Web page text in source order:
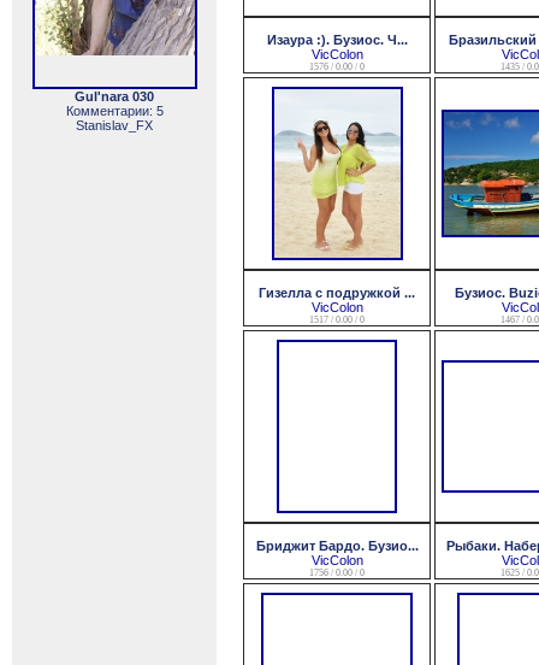
Gul'nara 030
Комментарии: 5
Stanislav_FX
Изаура :). Бузиос. Ч...
VicColon
1576 / 0.00 / 0 1435 /
Гизелла с подружкой ...
VicColon
1517 / 0.00 / 0
Бузиос.
1467 /
Бриджит Бардо. Бузио...
VicColon
1756 / 0.00 / 0
Рыбаки.
1625 /